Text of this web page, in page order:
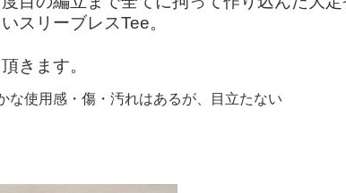
スリーブレスTee。
きます。
な使用感・傷・汚れはあるが、目立たない